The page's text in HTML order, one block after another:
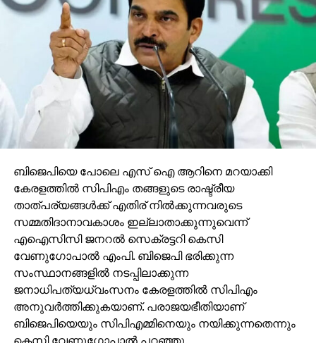
ബിജെപിയെ പോലെ എസ് ഐ ആറിനെ മറയാക്കി
കേരളത്തില്‍ സിപിഎം തങ്ങളുടെ രാഷ്ട്രീയ
താത്പര്യങ്ങള്‍ക്ക് എതിര് നില്‍ക്കുന്നവരുടെ
സമ്മതിദാനാവകാശം ഇല്ലാതാക്കുന്നുവെന്ന്
എഐസിസി ജനറല്‍ സെക്രട്ടറി കെസി
വേണുഗോപാല്‍ എംപി. ബിജെപി ഭരിക്കുന്ന
സംസ്ഥാനങ്ങളില്‍ നടപ്പിലാക്കുന്ന
ജനാധിപത്യധ്വംസനം കേരളത്തില്‍ സിപിഎം
അനുവര്‍ത്തിക്കുകയാണ്. പരാജയഭീതിയാണ്
ബിജെപിയെയും സിപിഎമ്മിനെയും നയിക്കുന്നതെന്നും